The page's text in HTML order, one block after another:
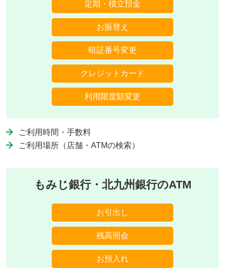
定期・積立預金
お振替え
暗証番号変更
クレジットカード
利用限度額変更
ご利用時間・手数料
ご利用場所（店舗・ATMの検索）
もみじ銀行・北九州銀行のATM
お引出し
残高照会
お預入れ